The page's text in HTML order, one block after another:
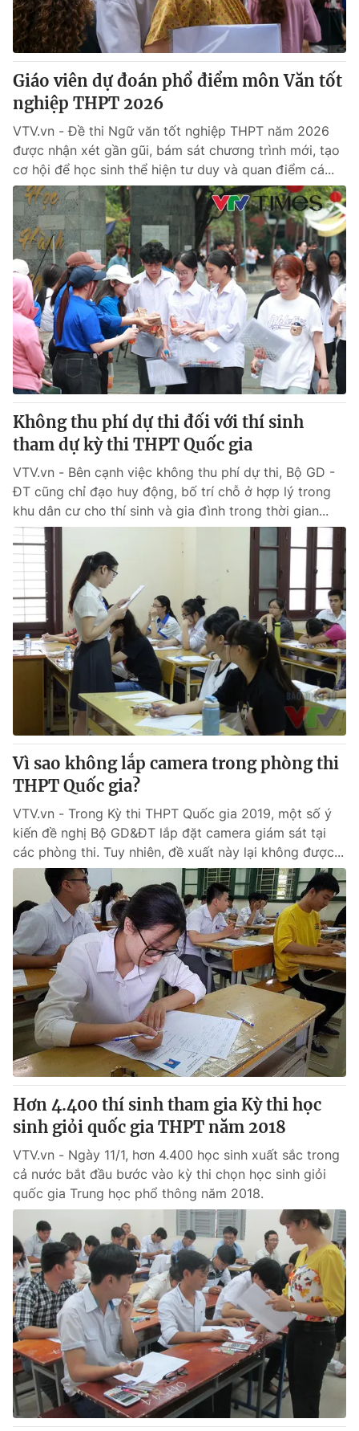
VTV4 Vươn mình bằng AI
VTV9
Liên hệ tòa soạn English
THỜI BÁO VTV
Theo dõi báo trên
Cơ quan chủ quản:Đài Truyền hình Việt Nam
Cơ quan báo chí:Thời báo VTV
Giấy phép hoạt động báo in và báo điện tử số 483/GP-BTTTT
cấp ngày 29/12/2023
Tổng Biên tập:Vũ Thanh Thủy
Phó Tổng Biên tập:Nguyễn Thị Mỹ Hạnh, Phạm Quốc Thắng,
Nguyễn Trọng Ninh
Tổng đài VTV:
024.38 355 931 - 024.38 355 932
Ðiện thoại Thời báo VTV: 024.66 897 897
Email:toasoan@vtv.vn
Liên hệ quảng cáo:024-7300.7108
® Cấm sao chép dưới mọi hình thức nếu không có sự chấp
thuận bằng văn bản. Ghi rõ nguồn VTV.vn khi phát hành lại
thông tin từ website này.
Giáo viên dự đoán phổ điểm môn Văn tốt
nghiệp THPT 2026
VTV.vn - Đề thi Ngữ văn tốt nghiệp THPT năm 2026
được nhận xét gần gũi, bám sát chương trình mới, tạo
cơ hội để học sinh thể hiện tư duy và quan điểm cá...
Không thu phí dự thi đối với thí sinh
tham dự kỳ thi THPT Quốc gia
VTV.vn - Bên cạnh việc không thu phí dự thi, Bộ GD -
ĐT cũng chỉ đạo huy động, bố trí chỗ ở hợp lý trong
khu dân cư cho thí sinh và gia đình trong thời gian...
Vì sao không lắp camera trong phòng thi
THPT Quốc gia?
VTV.vn - Trong Kỳ thi THPT Quốc gia 2019, một số ý
kiến đề nghị Bộ GD&ĐT lắp đặt camera giám sát tại
các phòng thi. Tuy nhiên, đề xuất này lại không được...
Hơn 4.400 thí sinh tham gia Kỳ thi học
sinh giỏi quốc gia THPT năm 2018
VTV.vn - Ngày 11/1, hơn 4.400 học sinh xuất sắc trong
cả nước bắt đầu bước vào kỳ thi chọn học sinh giỏi
quốc gia Trung học phổ thông năm 2018.